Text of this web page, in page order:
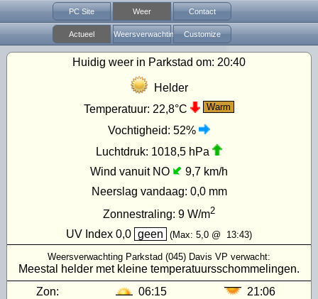
PC Site Weer Contact
Actueel Weersverwachting Customize
Huidig weer in Parkstad om: 20:40
Helder
Temperatuur: 22,8°C Warm
Vochtigheid: 52%
Luchtdruk: 1018,5 hPa
Wind vanuit NO
9,7 km/h
Neerslag vandaag: 0,0 mm
Zonnestraling: 9 W/m2
UV Index 0,0 geen (Max: 5,0 @ 13:43)
Weersverwachting Parkstad (045) Davis VP verwacht:
Meestal helder met kleine temperatuursschommelingen.
Zon:
06:15
21:06